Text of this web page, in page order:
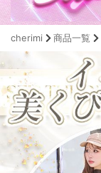
cherimi 商品一覧